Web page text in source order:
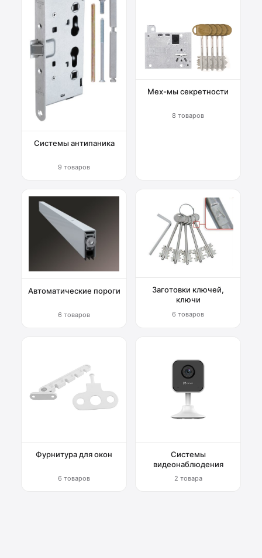
Системы антипаника
9 товаров
Мех-мы секретности
8 товаров
Автоматические пороги
6 товаров
Заготовки ключей,
ключи
6 товаров
Фурнитура для окон
6 товаров
Системы
видеонаблюдения
2 товара